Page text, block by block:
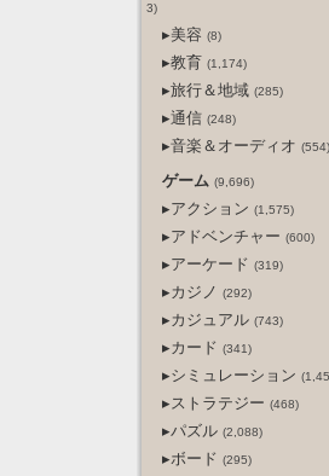
3)
▸美容 (8)
▸教育 (1,174)
▸旅行＆地域 (285)
▸通信 (248)
▸音楽＆オーディオ (554)
ゲーム (9,696)
▸アクション (1,575)
▸アドベンチャー (600)
▸アーケード (319)
▸カジノ (292)
▸カジュアル (743)
▸カード (341)
▸シミュレーション
▸ストラテジー (468)
▸パズル (2,088)
▸ボード (295)